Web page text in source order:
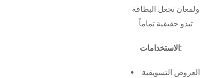
ولمعان تجعل البطاقة
تبدو حقيقية تماماً
الاستخدامات:
العروض التسويقية